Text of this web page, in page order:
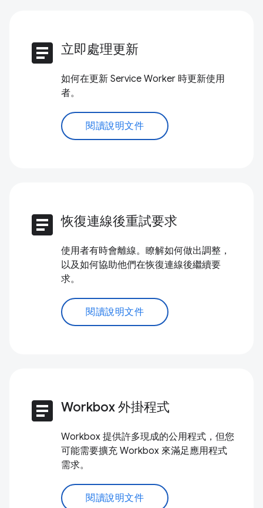
article 立即處理更新
如何在更新 Service Worker 時更新使用
者。
閱讀說明文件
article 恢復連線後重試要求
使用者有時會離線。瞭解如何做出調整，
以及如何協助他們在恢復連線後繼續要
求。
閱讀說明文件
article Workbox 外掛程式
Workbox 提供許多現成的公用程式，但您
可能需要擴充 Workbox 來滿足應用程式
需求。
閱讀說明文件